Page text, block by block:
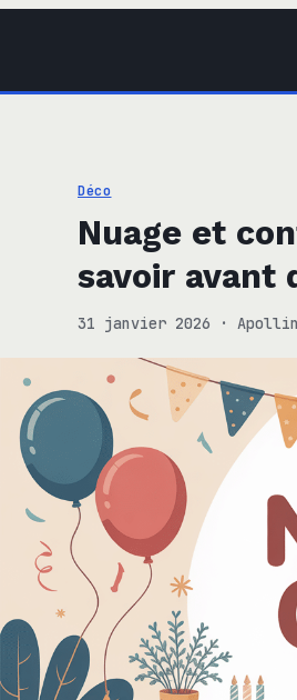
Déco
Nuage et
savoir avant
31 janvier 2026 ·